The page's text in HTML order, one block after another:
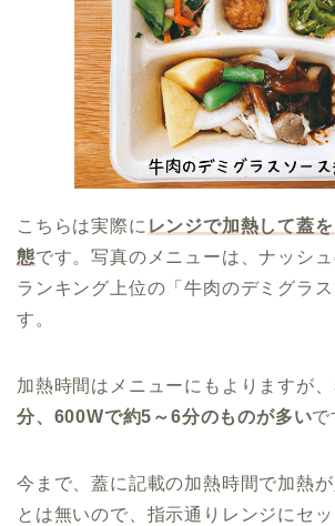
こちらは実際に レンジで加熱して蓋
態です。写真のメニューは、ナッシ
ランキング上位の「牛肉のデミグラ
す。
加熱時間はメニューにもよりますが、
分、600Wで約5～6分のものが多いで
今まで、蓋に記載の加熱時間で加熱
とは無いので、指示通りレンジにセ